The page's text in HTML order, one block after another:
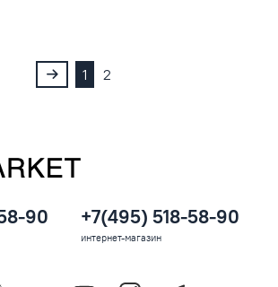
1 2
90 +7(495) 518-58-90
интернет-магазин